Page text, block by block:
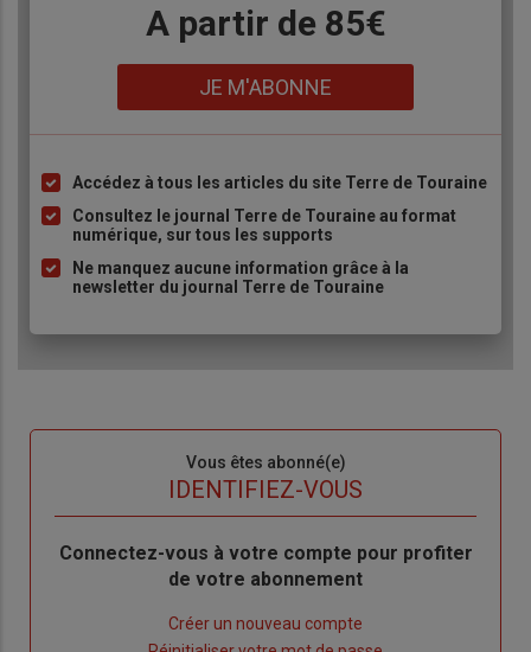
A partir de 85€
JE M'ABONNE
Liste
à
puce
Accédez à tous les articles du site Terre de Touraine
Consultez le journal Terre de Touraine au format
numérique, sur tous les supports
Ne manquez aucune information grâce à la
newsletter du journal Terre de Touraine
Vous êtes abonné(e)
IDENTIFIEZ-VOUS
Body
Connectez-vous à votre compte pour profiter
de votre abonnement
Créer un nouveau compte